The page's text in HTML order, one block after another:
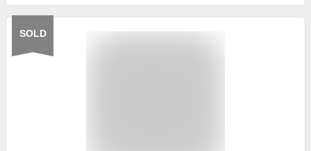
SOLD